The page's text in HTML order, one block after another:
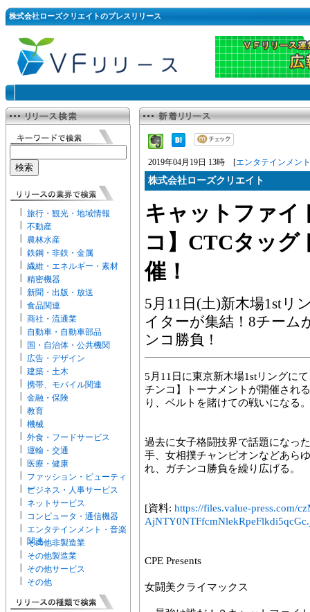
株式会社ローズクリエイトのプレスリリース
旅行・観光・地域情報
不動産
農林水産
鉄鋼・非鉄・金属
繊維・エネルギー・素材
精密機器
新聞・出版・放送
食品関連
商社・流通業
自動車・自動車部品
国・自治体・公共機関
広告・デザイン
建築・土木
携帯、モバイル関連
金融・保険
教育
機械
外食・フードサービス
運輸・交通
医療・健康
ファッション・ビューティ
ー
ビジネス・人事サービス
ネットサービス
コンピュータ・通信機器
エンタテインメント・音楽
関連
その他非製造業
その他製造業
その他サービス
その他
2019年04月19日 13時 [エンタテインメン
株式会社ローズクリエイト
キャットファイ
コ】CTCタッグ
催！
5月11日(土)新木場1stリ
イターが集結！8チーム
ンコ勝負！
5月11日に東京新木場1stリングに
チンコ】トーナメントが開催され
り、ベルトを賭けての戦いになる。
過去に女子格闘技界で話題になっ
手、女相撲チャンピオンなどあら
れ、ガチンコ勝負を繰り広げる。
[資料: https://files.value-press.com/
CPE Presents
女闘美クライマックス